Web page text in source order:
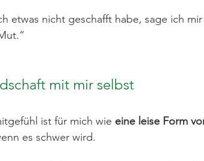
etwas nicht geschafft habe, sage ich
mit mir selbst
ist für mich wie eine leise Form
es schwer wird.